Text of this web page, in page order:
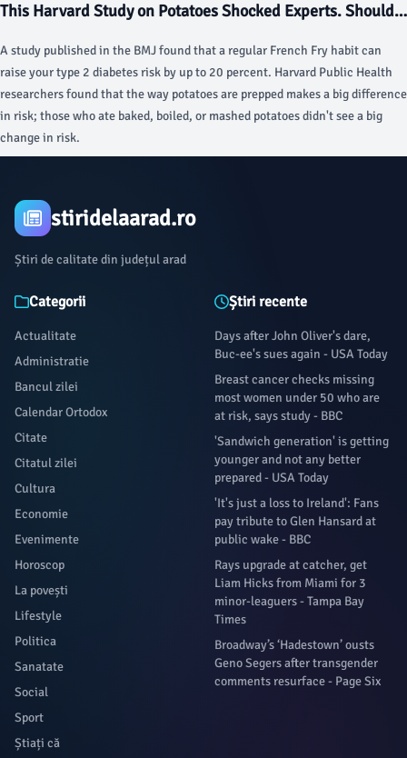
This Harvard Study on Potatoes Shocked Experts. Should
A study published in the BMJ found that a regular French Fry habit can
raise your type 2 diabetes risk by up to 20 percent. Harvard Public Health
researchers found that the way potatoes are prepped makes a big difference
in risk; those who ate baked, boiled, or mashed potatoes didn't see a big
change in risk.
stiridelaarad.ro
Știri de calitate din județul arad
Categorii
Actualitate
Administratie
Bancul zilei
Calendar Ortodox
Citate
Citatul zilei
Cultura
Economie
Evenimente
Horoscop
La povești
Lifestyle
Politica
Sanatate
Social
Sport
Știați că
Știri recente
Days after John Oliver's dare,
Buc-ee's sues again - USA Today
Breast cancer checks missing
most women under 50 who are
at risk, says study - BBC
'Sandwich generation' is getting
younger and not any better
prepared - USA Today
'It's just a loss to Ireland': Fans
pay tribute to Glen Hansard at
public wake - BBC
Rays upgrade at catcher, get
Liam Hicks from Miami for 3
minor-leaguers - Tampa Bay
Times
Broadway’s ‘Hadestown’ ousts
Geno Segers after transgender
comments resurface - Page Six